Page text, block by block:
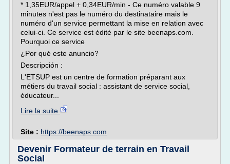
* 1,35EUR/appel + 0,34EUR/min - Ce numéro valable 9
minutes n'est pas le numéro du destinataire mais le
numéro d'un service permettant la mise en relation avec
celui-ci. Ce service est édité par le site beenaps.com.
Pourquoi ce service
¿Por qué este anuncio?
Descripción :
L'ETSUP est un centre de formation préparant aux
métiers du travail social : assistant de service social,
éducateur...
Lire la suite
Site : https://beenaps.com
Devenir Formateur de terrain en Travail
Social